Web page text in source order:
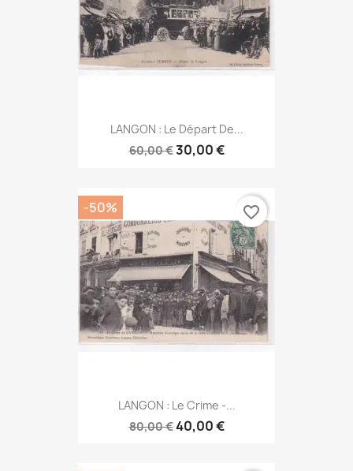
LANGON : Le Départ De...
60,00 €30,00 €
LANGON : Le Crime -...
80,00 €40,00 €
-50% favorite_border